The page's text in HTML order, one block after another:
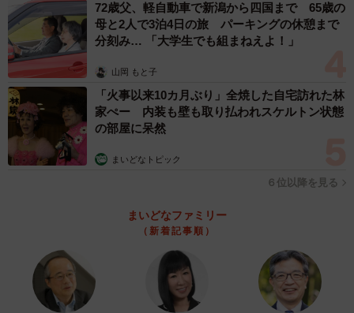
72歳父、軽自動車で新潟から四国まで 65歳の
母と2人で3泊4日の旅 パーキングの休憩まで
分刻み… 「大学生でも組まねえよ！」
山岡 もと子
「火事以来10カ月ぶり」全焼した自宅訪れた林
家ぺー 内装も壁も取り払われスケルトン状態
の部屋に呆然
まいどなトピック
６位以降を見る
まいどなファミリー
（新着記事順）